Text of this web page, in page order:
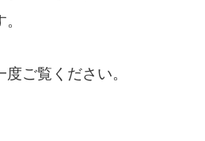
度ご覧ください。